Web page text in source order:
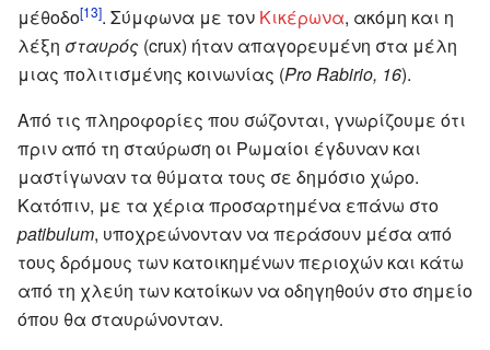
μέθοδο[13]. Σύμφωνα με τον Κικέρωνα, ακόμη και η
λέξη σταυρός (crux) ήταν απαγορευμένη στα μέλη
μιας πολιτισμένης κοινωνίας (Pro Rabirio, 16).
Από τις πληροφορίες που σώζονται, γνωρίζουμε ότι
πριν από τη σταύρωση οι Ρωμαίοι έγδυναν και
μαστίγωναν τα θύματα τους σε δημόσιο χώρο.
Κατόπιν, με τα χέρια προσαρτημένα επάνω στο
patibulum, υποχρεώνονταν να περάσουν μέσα από
τους δρόμους των κατοικημένων περιοχών και κάτω
από τη χλεύη των κατοίκων να οδηγηθούν στο σημείο
όπου θα σταυρώνονταν.